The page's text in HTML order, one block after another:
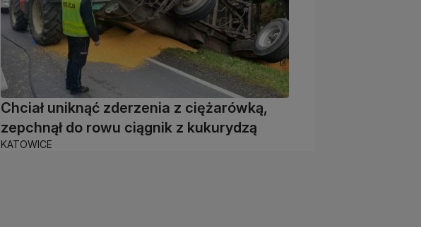
Chciał uniknąć zderzenia z ciężarówką,
zepchnął do rowu ciągnik z kukurydzą
KATOWICE